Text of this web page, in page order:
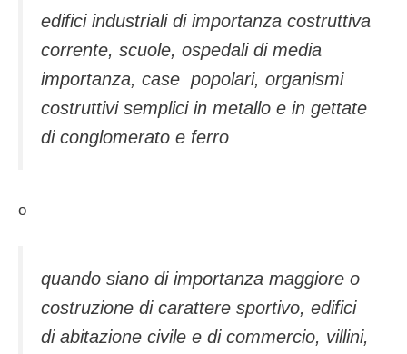
edifici industriali di importanza costruttiva
corrente, scuole, ospedali di media
importanza, case popolari, organismi
costruttivi semplici in metallo e in gettate
di conglomerato e ferro
o
quando siano di importanza maggiore o
costruzione di carattere sportivo, edifici
di abitazione civile e di commercio, villini,